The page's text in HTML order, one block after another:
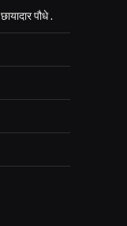
पौधे .